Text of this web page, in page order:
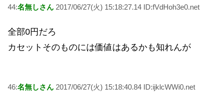
44:名無しさん 2017/06/27(火) 15:18:27.14 ID:fVdHoh3e0.net
全部0円だろ
カセットそのものには価値はあるかも知れんが
46:名無しさん 2017/06/27(火) 15:18:40.84 ID:ijklcWWi0.net